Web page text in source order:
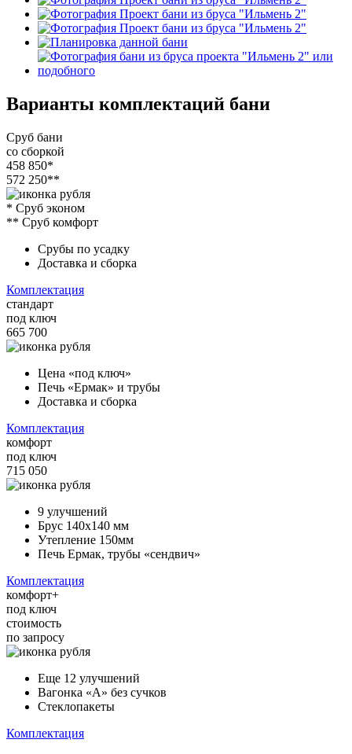
Варианты комплектаций бани
Сруб бани
со сборкой
458 850*
572 250**
* Сруб эконом
** Сруб комфорт
Срубы по усадку
Доставка и сборка
Комплектация
стандарт
под ключ
665 700
Цена «под ключ»
Печь «Ермак» и трубы
Доставка и сборка
Комплектация
комфорт
под ключ
715 050
9 улучшений
Брус 140х140 мм
Утепление 150мм
Печь Ермак, трубы «сендвич»
Комплектация
комфорт+
под ключ
стоимость
по запросу
Еще 12 улучшений
Вагонка «А» без сучков
Стеклопакеты
Комплектация